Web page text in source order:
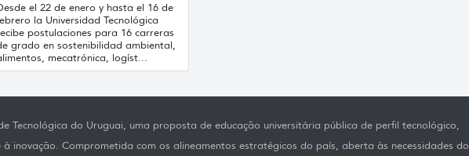
el 22 de enero y hasta el 16 de
la Universidad Tecnológica
postulaciones para 16 carreras
grado en sostenibilidad ambiental,
mecatrónica, logíst...
Tecnológica do Uruguai, uma proposta de educação universitária pública de perfil tecnológico,
inovação. Comprometida com os alineamentos estratégicos do país, aberta às necessidades do